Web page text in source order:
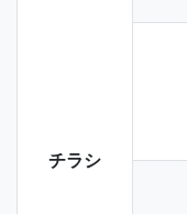
チラシ